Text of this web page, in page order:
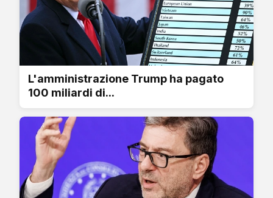
L'amministrazione Trump ha pagato
100 miliardi di...